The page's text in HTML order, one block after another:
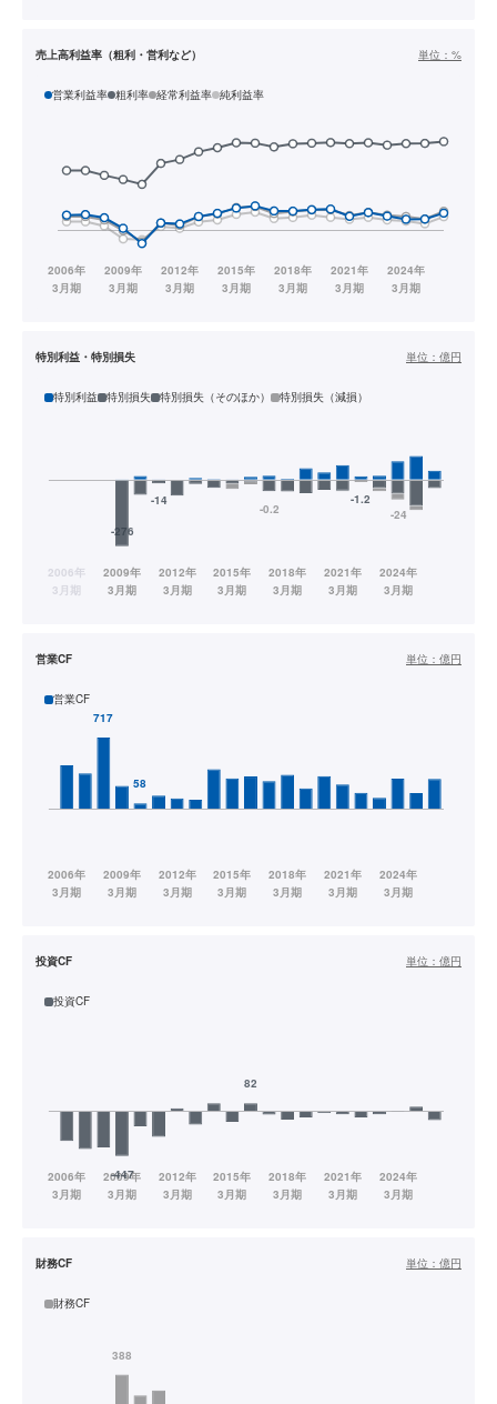
売上高利益率（粗利・営利など） 単位： %
営業利益率 粗利率 経常利益率 純利益率
特別利益・特別損失 単位： 億円
特別利益 特別損失 特別損失（そのほか） 特別損失（減損）
営業CF 単位： 億円
営業CF
投資CF 単位： 億円
投資CF
財務CF 単位： 億円
財務CF